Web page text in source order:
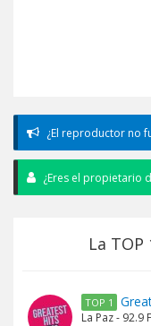
¿El reproductor no
¿Eres el propietario
La
TOP 1
La Paz - 92.9